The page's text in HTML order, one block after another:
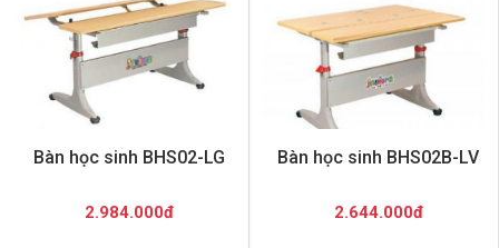
Bàn học sinh BHS02-LG
2.984.000đ
Bàn học sinh BHS02B-LV
2.644.000đ